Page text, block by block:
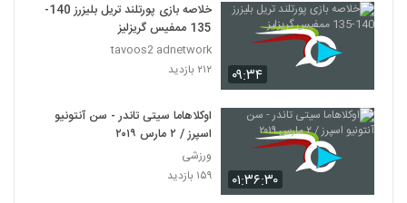
۰۹:۳۴
خلاصه بازی پورتلند تریل بلیزرز 140-
135 ممفیس گریزلیز
tavoos2 adnetwork
۲۱۲ بازدید
۰۱:۳۶:۳۰
اوکلاهاما سیتی تاندر - سن آنتونیو
اسپرز / ۲ مارس ۲۰۱۹
ورزشی
۱۵۹ بازدید